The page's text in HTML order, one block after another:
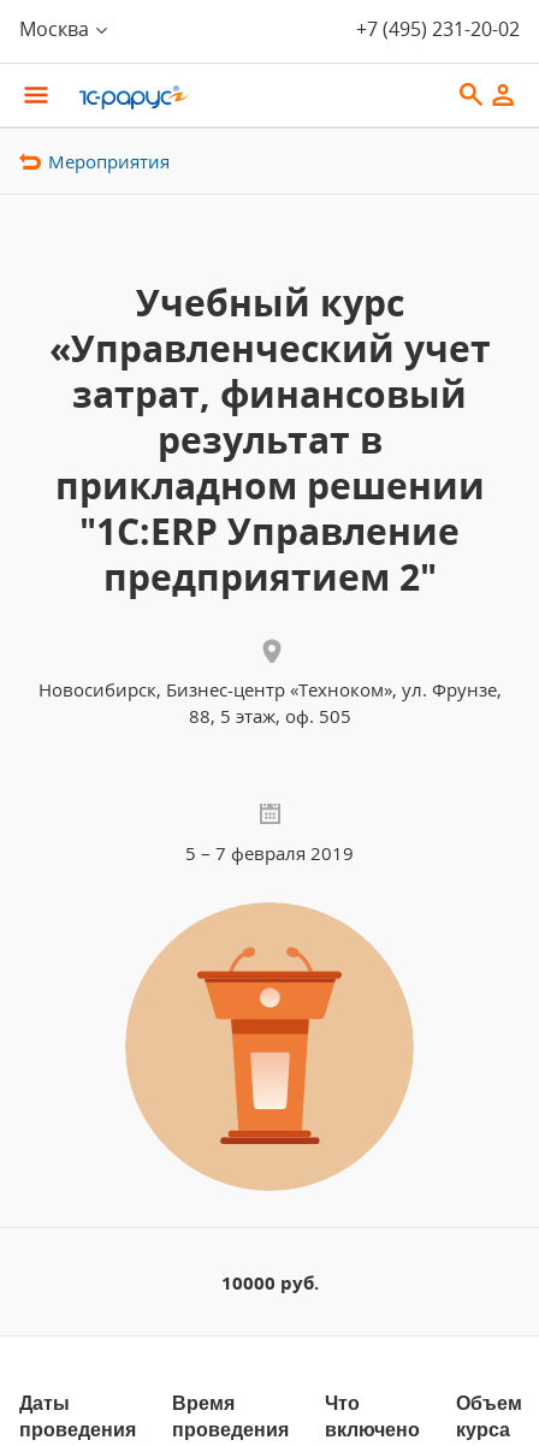
Москва +7 (495) 231-20-02
Мероприятия
Учебный курс
«Управленческий учет
затрат, финансовый
результат в
прикладном решении
"1С:ERP Управление
предприятием 2"
Новосибирск, Бизнес-центр «Техноком», ул. Фрунзе,
88, 5 этаж, оф. 505
5 – 7 февраля 2019
10000 руб.
Даты
проведения
Время
проведения
Что
включено
Объем
курса